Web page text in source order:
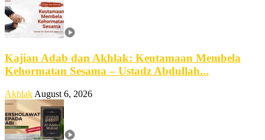
Kajian Adab dan Akhlak: Keutamaan Membela
Kehormatan Sesama – Ustadz Abdullah...
Akhlak August 6, 2026